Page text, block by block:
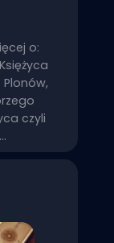
o:
Plonów,
czyli